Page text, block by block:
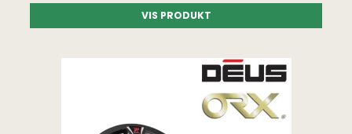
VIS PRODUKT